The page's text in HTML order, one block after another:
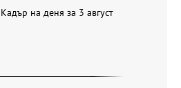
Кадър на деня за 3 август